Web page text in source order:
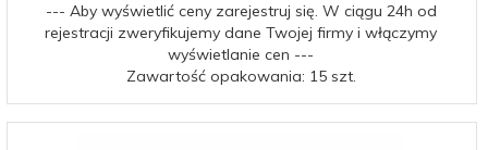
--- Aby wyświetlić ceny zarejestruj się. W ciągu 24h od
rejestracji zweryfikujemy dane Twojej firmy i włączymy
wyświetlanie cen ---
Zawartość opakowania: 15 szt.